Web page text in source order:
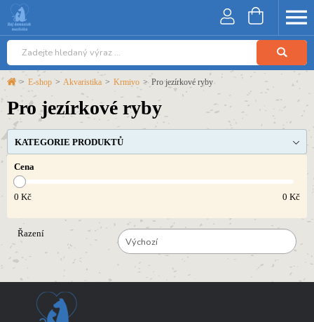
> E-shop > Akvaristika > Krmivo > Pro jezírkové ryby
Pro jezírkové ryby
KATEGORIE PRODUKTŮ
Cena
0 Kč 0 Kč
Řazení
Výchozí